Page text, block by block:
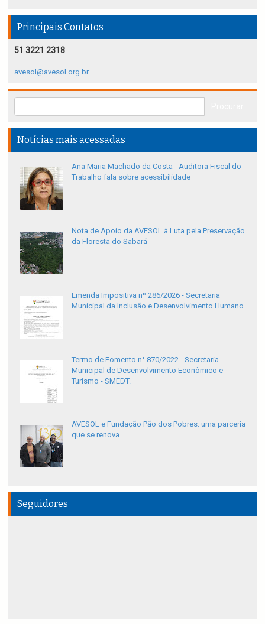
Principais Contatos
51 3221 2318
avesol@avesol.org.br
Notícias mais acessadas
Ana Maria Machado da Costa - Auditora Fiscal do
Trabalho fala sobre acessibilidade
Nota de Apoio da AVESOL à Luta pela Preservação
da Floresta do Sabará
Emenda Impositiva nº 286/2026 - Secretaria
Municipal da Inclusão e Desenvolvimento Humano.
Termo de Fomento n° 870/2022 - Secretaria
Municipal de Desenvolvimento Econômico e
Turismo - SMEDT.
AVESOL e Fundação Pão dos Pobres: uma parceria
que se renova
Seguidores